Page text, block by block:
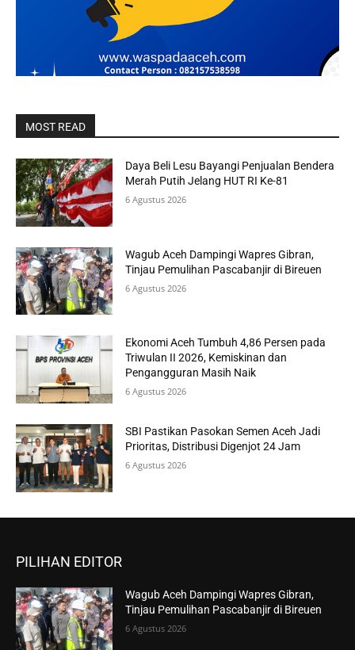
MOST READ
Daya Beli Lesu Bayangi Penjualan Bendera
Merah Putih Jelang HUT RI Ke-81
6 Agustus 2026
Wagub Aceh Dampingi Wapres Gibran,
Tinjau Pemulihan Pascabanjir di Bireuen
6 Agustus 2026
Ekonomi Aceh Tumbuh 4,86 Persen pada
Triwulan II 2026, Kemiskinan dan
Pengangguran Masih Naik
6 Agustus 2026
SBI Pastikan Pasokan Semen Aceh Jadi
Prioritas, Distribusi Digenjot 24 Jam
6 Agustus 2026
PILIHAN EDITOR
Wagub Aceh Dampingi Wapres Gibran,
Tinjau Pemulihan Pascabanjir di Bireuen
6 Agustus 2026